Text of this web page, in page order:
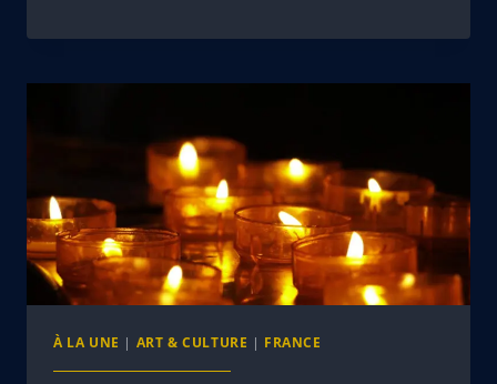
À LA UNE | ART & CULTURE | FRANCE